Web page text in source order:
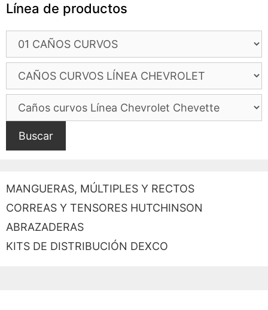
Línea de productos
Buscar
MANGUERAS, MÚLTIPLES Y RECTOS
CORREAS Y TENSORES HUTCHINSON
ABRAZADERAS
KITS DE DISTRIBUCIÓN DEXCO